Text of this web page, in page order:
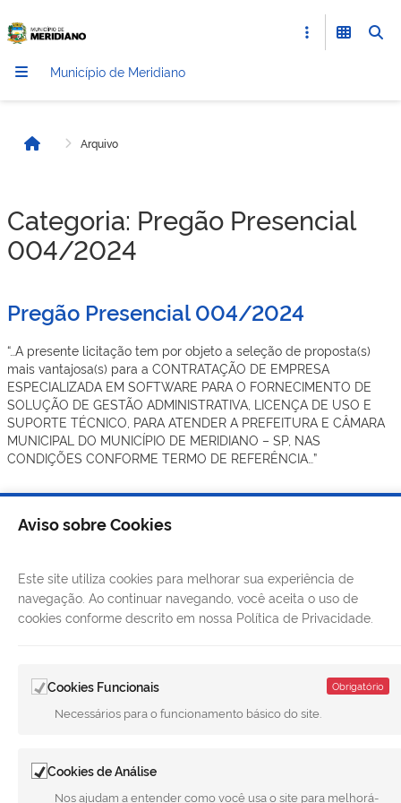
Município de Meridiano
Início Arquivo
Categoria: Pregão Presencial
004/2024
Pregão Presencial 004/2024
“…A presente licitação tem por objeto a seleção de proposta(s)
mais vantajosa(s) para a CONTRATAÇÃO DE EMPRESA
ESPECIALIZADA EM SOFTWARE PARA O FORNECIMENTO DE
SOLUÇÃO DE GESTÃO ADMINISTRATIVA, LICENÇA DE USO E
SUPORTE TÉCNICO, PARA ATENDER A PREFEITURA E CÂMARA
MUNICIPAL DO MUNICÍPIO DE MERIDIANO – SP, NAS
CONDIÇÕES CONFORME TERMO DE REFERÊNCIA…”
CANAIS
Aviso sobre Cookies
Este site utiliza cookies para melhorar sua experiência de
navegação. Ao continuar navegando, você aceita o uso de
cookies conforme descrito em nossa Política de Privacidade.
Cookies Funcionais Obrigatório
Necessários para o funcionamento básico do site.
Cookies de Análise
Nos ajudam a entender como você usa o site para melhorá-